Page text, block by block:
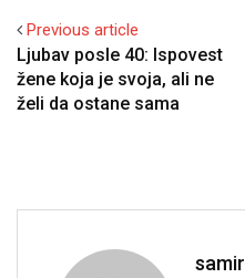
Previous article
Ljubav posle 40: Ispovest
žene koja je svoja, ali ne
želi da ostane sama
samir